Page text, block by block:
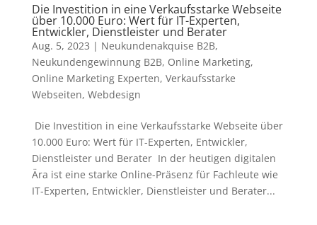
Die Investition in eine Verkaufsstarke Webseite
über 10.000 Euro: Wert für IT-Experten,
Entwickler, Dienstleister und Berater
Aug. 5, 2023 | Neukundenakquise B2B,
Neukundengewinnung B2B, Online Marketing,
Online Marketing Experten, Verkaufsstarke
Webseiten, Webdesign
Die Investition in eine Verkaufsstarke Webseite über
10.000 Euro: Wert für IT-Experten, Entwickler,
Dienstleister und Berater In der heutigen digitalen
Ära ist eine starke Online-Präsenz für Fachleute wie
IT-Experten, Entwickler, Dienstleister und Berater...